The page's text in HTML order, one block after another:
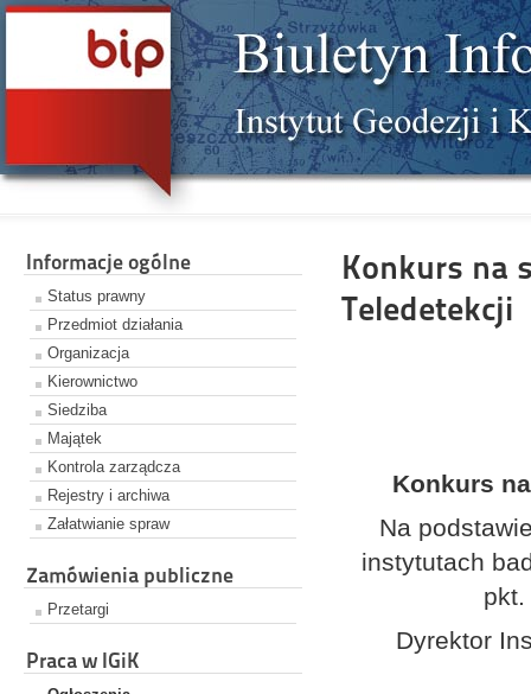
Informacje ogólne
Status prawny
Przedmiot działania
Organizacja
Kierownictwo
Siedziba
Majątek
Kontrola zarządcza
Rejestry i archiwa
Załatwianie spraw
Zamówienia publiczne
Przetargi
Praca w IGiK
Konkurs na
Teledetekcji
Konkurs
Na
instytutach
Dyrektor